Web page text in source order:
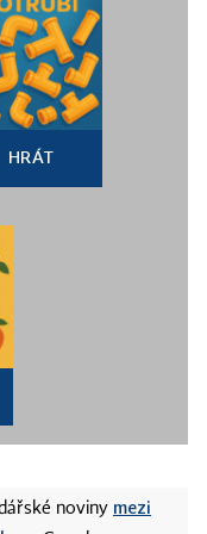
HRÁT
noviny mezi